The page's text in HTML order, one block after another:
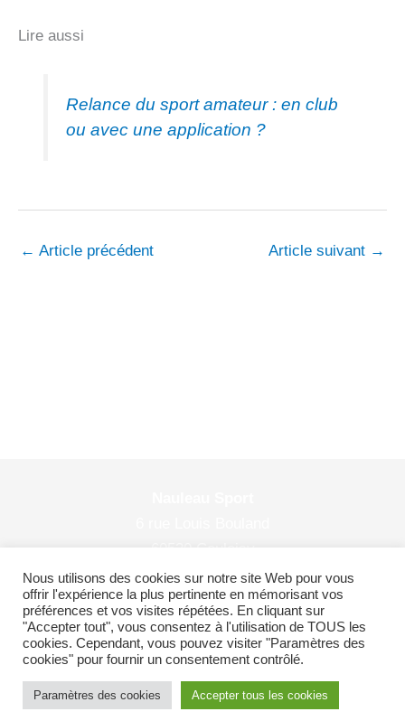
Lire aussi
Relance du sport amateur : en club
ou avec une application ?
← Article précédent Article suivant →
© 2026 Nauleau Sport
Plan du site |Politiques de confidentialité
Nous utilisons des cookies sur notre site Web pour vous
offrir l'expérience la plus pertinente en mémorisant vos
préférences et vos visites répétées. En cliquant sur
"Accepter tout", vous consentez à l'utilisation de TOUS les
cookies. Cependant, vous pouvez visiter "Paramètres des
cookies" pour fournir un consentement contrôlé.
Paramètres des cookies Accepter tous les cookies